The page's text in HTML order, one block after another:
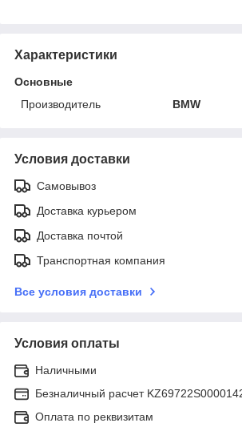
Характеристики
Основные
Производитель
BMW
Условия доставки
Самовывоз
Доставка курьером
Доставка почтой
Транспортная компания
Все условия доставки
Условия оплаты
Наличными
Безналичный расчет
Оплата по реквизитам